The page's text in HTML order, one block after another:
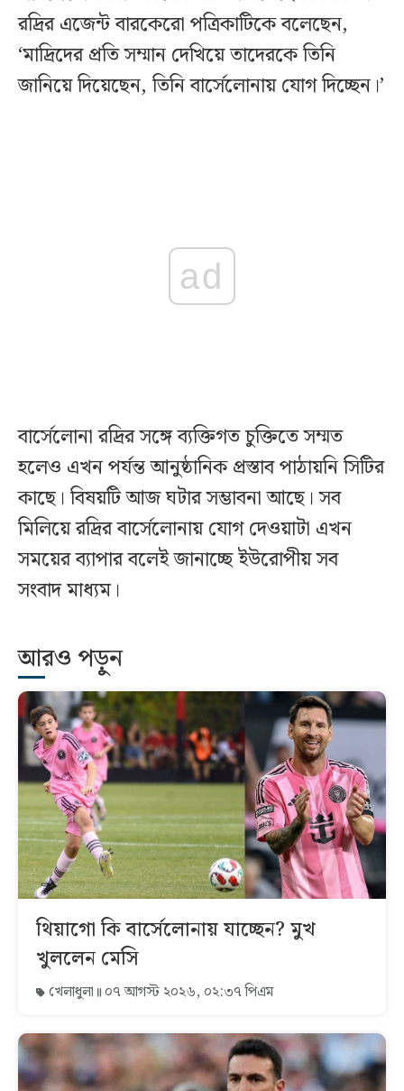
রদ্রির এজেন্ট বারকেরো পত্রিকাটিকে বলেছেন,
‘মাদ্রিদের প্রতি সম্মান দেখিয়ে তাদেরকে তিনি
জানিয়ে দিয়েছেন, তিনি বার্সেলোনায় যোগ দিচ্ছেন।’
ad
বার্সেলোনা রদ্রির সঙ্গে ব্যক্তিগত চুক্তিতে সম্মত
হলেও এখন পর্যন্ত আনুষ্ঠানিক প্রস্তাব পাঠায়নি সিটির
কাছে। বিষয়টি আজ ঘটার সম্ভাবনা আছে। সব
মিলিয়ে রদ্রির বার্সেলোনায় যোগ দেওয়াটা এখন
সময়ের ব্যাপার বলেই জানাচ্ছে ইউরোপীয় সব
সংবাদ মাধ্যম।
আরও পড়ুন
থিয়াগো কি বার্সেলোনায় যাচ্ছেন? মুখ
খুললেন মেসি
খেলাধুলা ০৭ আগস্ট ২০২৬, ০২:৩৭ পিএম